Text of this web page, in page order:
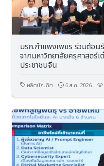
มรภ.กำแพงเพชร ร่วมต้อ
จากมหาวิทยาลัยครุศาสตร์
ประชาชนจีน
ผลิตบัณฑิต 6 ส.ค. 2026